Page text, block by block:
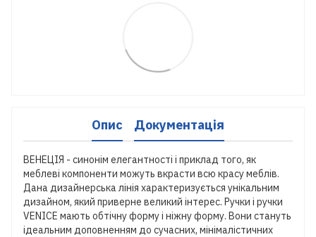
Опис Документація
ВЕНЕЦІЯ - синонім елегантності і приклад того, як
меблеві компоненти можуть вкрасти всю красу меблів.
Дана дизайнерська лінія характеризується унікальним
дизайном, який приверне великий інтерес. Ручки і ручки
VENICE мають обтічну форму і ніжну форму. Вони стануть
ідеальним доповненням до сучасних, мінімалістичних